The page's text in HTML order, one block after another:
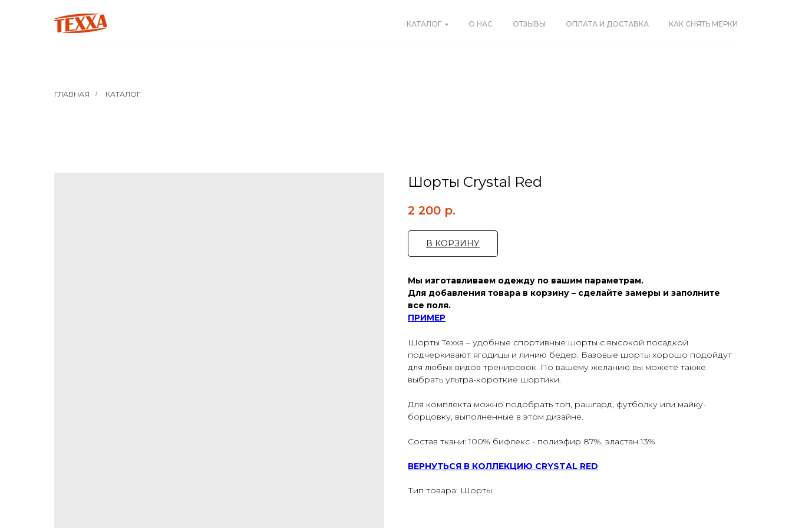
КАТАЛОГ О НАС ОТЗЫВЫ ОПЛАТА И ДОСТАВКА КАК СНЯТЬ МЕРКИ
ГЛАВНАЯ / КАТАЛОГ
Шорты Crystal Red
2 200 р.
В КОРЗИНУ
Мы изготавливаем одежду по вашим параметрам.
Для добавления товара в корзину – сделайте замеры и заполните
все поля.
ПРИМЕР
Шорты Texxa – удобные спортивные шорты с высокой посадкой
подчеркивают ягодицы и линию бедер. Базовые шорты хорошо подойдут
для любых видов тренировок. По вашему желанию вы можете также
выбрать ультра-короткие шортики.
Для комплекта можно подобрать топ, рашгард, футболку или майку-
борцовку, выполненные в этом дизайне.
Состав ткани: 100% бифлекс - полиэфир 87%, эластан 13%
ВЕРНУТЬСЯ В КОЛЛЕКЦИЮ CRYSTAL RED
Тип товара: Шорты